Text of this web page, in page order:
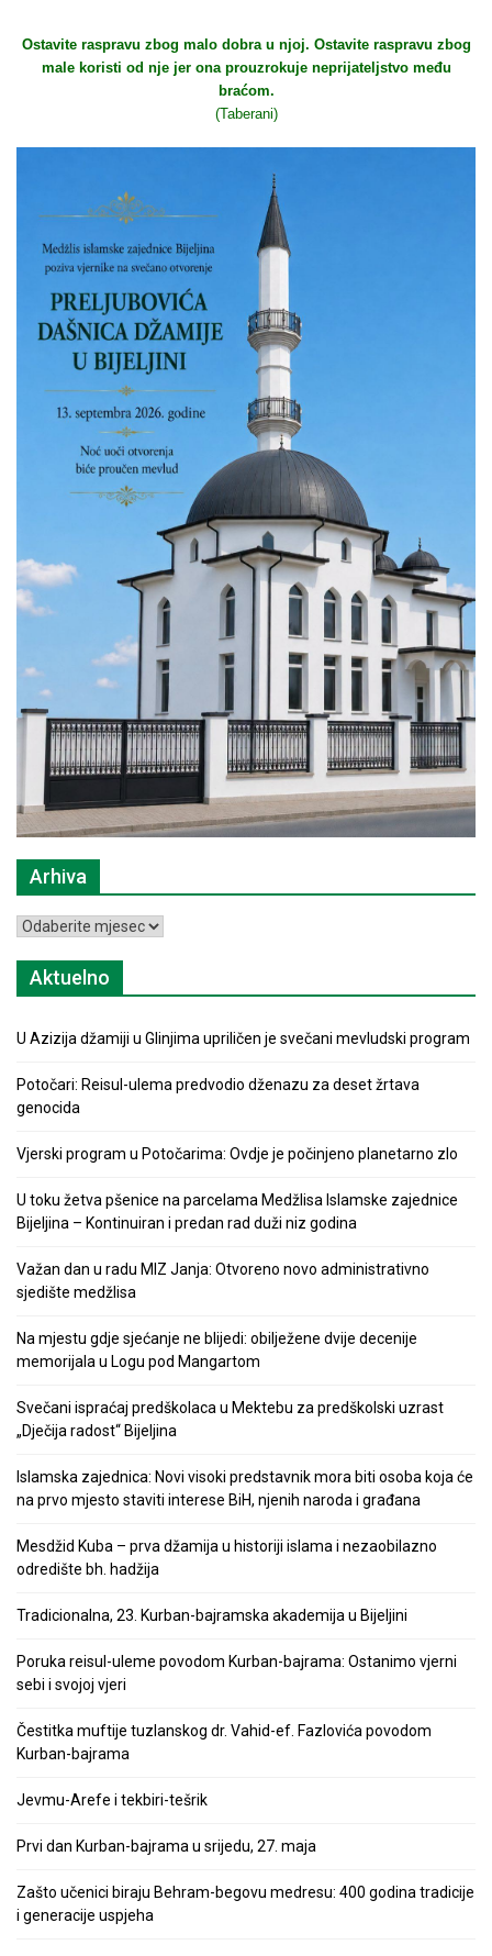
Ostavite raspravu zbog malo dobra u njoj. Ostavite raspravu zbog
male koristi od nje jer ona prouzrokuje neprijateljstvo među
braćom.
(Taberani)
Arhiva
Arhiva
Aktuelno
U Azizija džamiji u Glinjima upriličen je svečani mevludski program
Potočari: Reisul-ulema predvodio dženazu za deset žrtava
genocida
Vjerski program u Potočarima: Ovdje je počinjeno planetarno zlo
U toku žetva pšenice na parcelama Medžlisa Islamske zajednice
Bijeljina – Kontinuiran i predan rad duži niz godina
Važan dan u radu MIZ Janja: Otvoreno novo administrativno
sjedište medžlisa
Na mjestu gdje sjećanje ne blijedi: obilježene dvije decenije
memorijala u Logu pod Mangartom
Svečani ispraćaj predškolaca u Mektebu za predškolski uzrast
„Dječija radost“ Bijeljina
Islamska zajednica: Novi visoki predstavnik mora biti osoba koja će
na prvo mjesto staviti interese BiH, njenih naroda i građana
Mesdžid Kuba – prva džamija u historiji islama i nezaobilazno
odredište bh. hadžija
Tradicionalna, 23. Kurban-bajramska akademija u Bijeljini
Poruka reisul-uleme povodom Kurban-bajrama: Ostanimo vjerni
sebi i svojoj vjeri
Čestitka muftije tuzlanskog dr. Vahid-ef. Fazlovića povodom
Kurban-bajrama
Jevmu-Arefe i tekbiri-tešrik
Prvi dan Kurban-bajrama u srijedu, 27. maja
Zašto učenici biraju Behram-begovu medresu: 400 godina tradicije
i generacije uspjeha